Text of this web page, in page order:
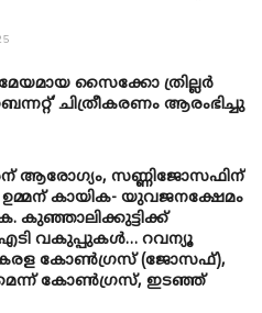
സൈക്കോ ത്രില്ലർ
ചിത്രീകരണം ആരംഭിച്ചു
ആരോഗ്യം, സണ്ണിജോസഫിന്
ഉമ്മന് കായിക- യുവജനക്ഷേമം
കുഞ്ഞാലിക്കുട്ടിക്ക്
വകുപ്പുകൾ… റവന്യൂ
കോൺഗ്രസ് (ജോസഫ്),
കോൺഗ്രസ്, ഇടഞ്ഞ്